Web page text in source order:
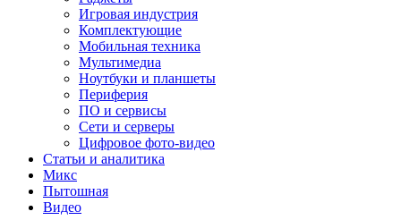
Игровая индустрия
Комплектующие
Мобильная техника
Мультимедиа
Ноутбуки и планшеты
Периферия
ПО и сервисы
Сети и серверы
Цифровое фото-видео
Статьи и аналитика
Микс
Пытошная
Видео